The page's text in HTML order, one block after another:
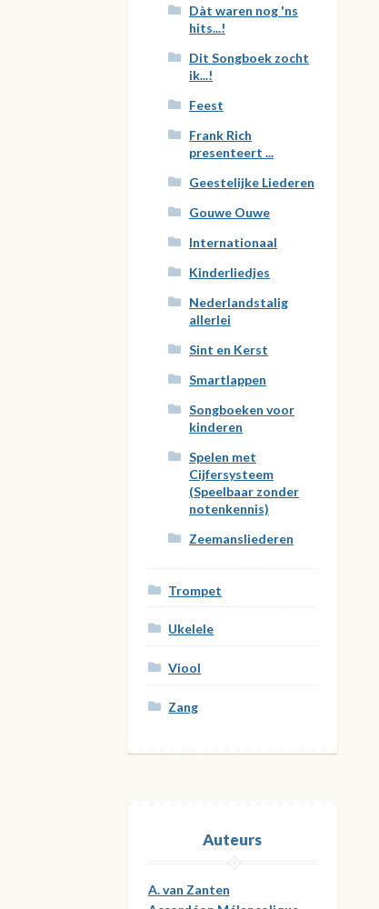
Dàt waren nog 'ns
hits...!
Dit Songboek zocht
ik...!
Feest
Frank Rich
presenteert ...
Geestelijke Liederen
Gouwe Ouwe
Internationaal
Kinderliedjes
Nederlandstalig
allerlei
Sint en Kerst
Smartlappen
Songboeken voor
kinderen
Spelen met
Cijfersysteem
(Speelbaar zonder
notenkennis)
Zeemansliederen
Trompet
Ukelele
Viool
Zang
Auteurs
A. van Zanten